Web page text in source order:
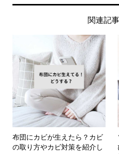
関連記
布団にカビが生えたら？カビ
の取り方やカビ対策を紹介し